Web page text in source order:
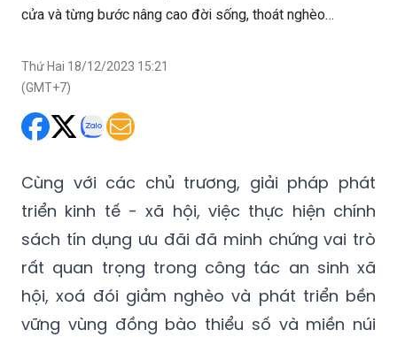
cửa và từng bước nâng cao đời sống, thoát nghèo…
Thứ Hai 18/12/2023 15:21
(GMT+7)
Cùng với các chủ trương, giải pháp phát
triển kinh tế - xã hội, việc thực hiện chính
sách tín dụng ưu đãi đã minh chứng vai trò
rất quan trọng trong công tác an sinh xã
hội, xoá đói giảm nghèo và phát triển bền
vững vùng đồng bào thiểu số và miền núi